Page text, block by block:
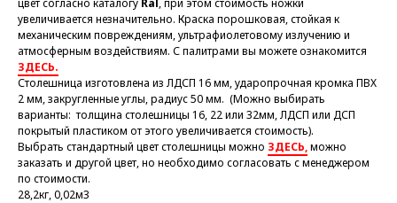
увеличивается незначительно. Краска порошковая, стойкая к
механическим повреждениям, ультрафиолетовому излучению и
атмосферным воздействиям. С палитрами вы можете ознакомится
ЗДЕСЬ.
Столешница изготовлена из ЛДСП 16 мм, ударопрочная кромка ПВХ
2 мм, закругленные углы, радиус 50 мм. (Можно выбирать
варианты: толщина столешницы 16, 22 или 32мм, ЛДСП или ДСП
покрытый пластиком от этого увеличивается стоимость).
Выбрать стандартный цвет столешницы можно ЗДЕСЬ,можно
заказать и другой цвет, но необходимо согласовать с менеджером
по стоимости.
28,2кг, 0,02м3